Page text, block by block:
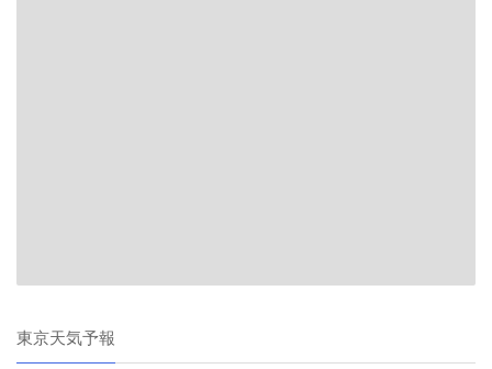
東京天気予報